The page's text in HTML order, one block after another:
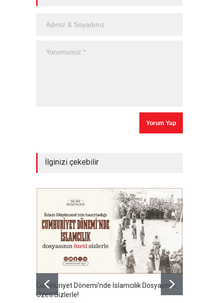
İlginizi çekebilir
Cumhuriyet Dönemi'nde İslamcılık Dosyasının
Özeti Sizlerle!